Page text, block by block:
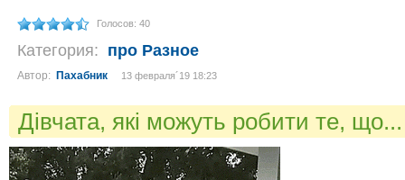
Голосов: 40
Категория: про Разное
Автор: Пахабник 13 февраля´19 18:23
Дівчата, які можуть робити те,